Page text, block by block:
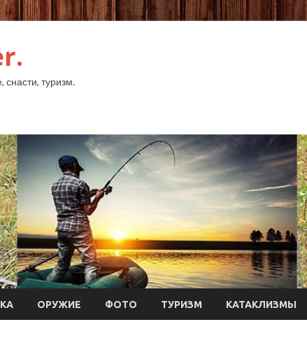
снасти, туризм.
ОРУЖИЕ ФОТО ТУРИЗМ КАТАКЛИЗМЫ